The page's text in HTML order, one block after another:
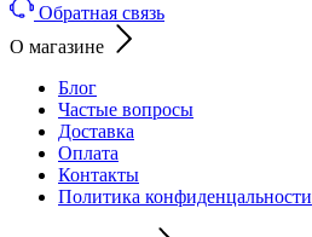
Обратная связь
О магазине
Блог
Частые вопросы
Доставка
Оплата
Контакты
Политика конфиденцальности